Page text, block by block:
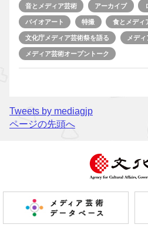
音とメディア芸術 アーカイブ
バイオアート 特撮 食とメディ
文化庁メディア芸術祭を語る メデ
メディア芸術オープントーク
Tweets by mediagjp
ページの先頭へ